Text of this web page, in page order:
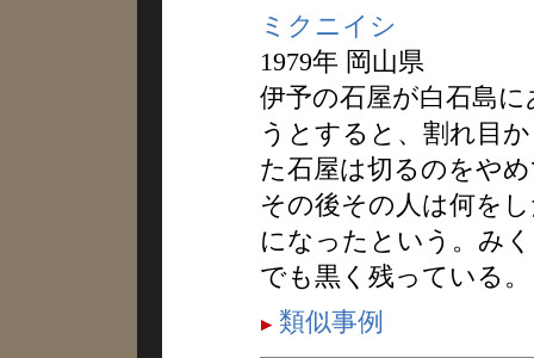
ミクニイシ
1979年 岡山県
伊予の石屋が白石島
うとすると、割れ目
た石屋は切るのをや
その後その人は何を
になったという。み
でも黒く残っている。
類似事例